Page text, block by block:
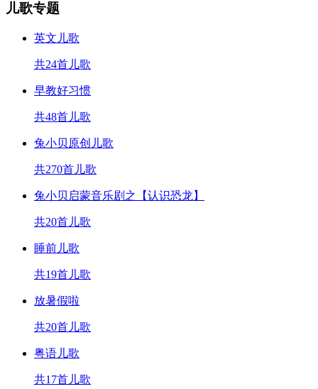
儿歌专题
英文儿歌
共24首儿歌
早教好习惯
共48首儿歌
兔小贝原创儿歌
共270首儿歌
兔小贝启蒙音乐剧之【认识恐龙】
共20首儿歌
睡前儿歌
共19首儿歌
放暑假啦
共20首儿歌
粤语儿歌
共17首儿歌